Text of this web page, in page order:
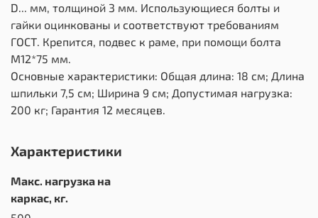
D... мм, толщиной 3 мм. Использующиеся болты и
гайки оцинкованы и соответствуют требованиям
ГОСТ. Крепится, подвес к раме, при помощи болта
М12*75 мм.
Основные характеристики: Общая длина: 18 см; Длина
шпильки 7,5 см; Ширина 9 см; Допустимая нагрузка:
200 кг; Гарантия 12 месяцев.
Характеристики
Макс. нагрузка на
каркас, кг.